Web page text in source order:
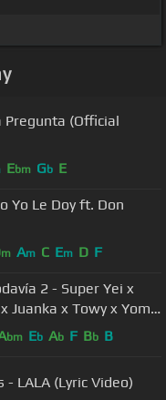
Pregunta (Official
Ebm Gb E
Yo Le Doy ft. Don
m Am C Em D F
2 - Super Yei x
Juanka x Towy x Yomo
x Osquel
bm Eb Ab F Bb B
- LALA (Lyric Video)